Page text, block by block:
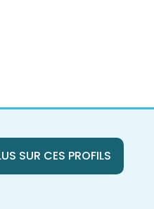
SUR CES PROFILS